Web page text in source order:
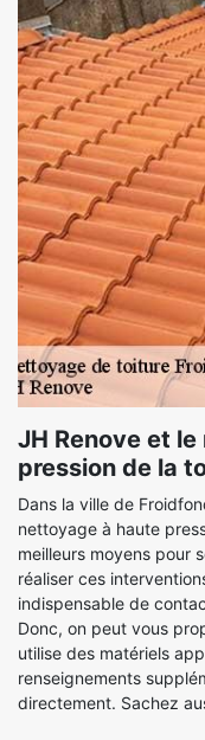
JH Renove et
pression de la
Dans la ville de
nettoyage à haute
meilleurs moyens pour
réaliser ces
indispensable de
Donc, on peut vous
utilise des matériels
renseignements
directement. Sachez